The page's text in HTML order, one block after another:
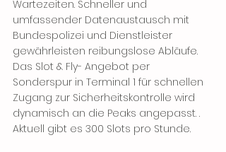
Wartezeiten. Schneller und
umfassender Datenaustausch mit
Bundespolizei und Dienstleister
gewährleisten reibungslose Abläufe.
Das Slot & Fly- Angebot per
Sonderspur in Terminal 1 für schnellen
Zugang zur Sicherheitskontrolle wird
dynamisch an die Peaks angepasst. .
Aktuell gibt es 300 Slots pro Stunde.